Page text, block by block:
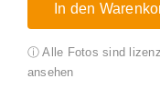
In den
ⓘ Alle Fotos sind
ansehen